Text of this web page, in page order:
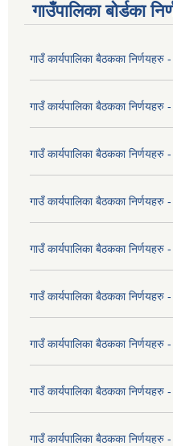
गाउँपालिका बोर्डका
गाउँ कार्यपालिका बैठकका
गाउँ कार्यपालिका बैठकका
गाउँ कार्यपालिका बैठकका
गाउँ कार्यपालिका बैठकका
गाउँ कार्यपालिका बैठकका
गाउँ कार्यपालिका बैठकका
गाउँ कार्यपालिका बैठकका
गाउँ कार्यपालिका बैठकका
गाउँ कार्यपालिका बैठकका